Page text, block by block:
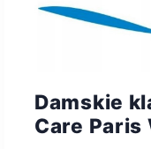
Damskie
Care Paris